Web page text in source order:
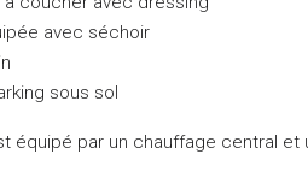
avec séchoir
sous sol
équipé par un chauffage central et